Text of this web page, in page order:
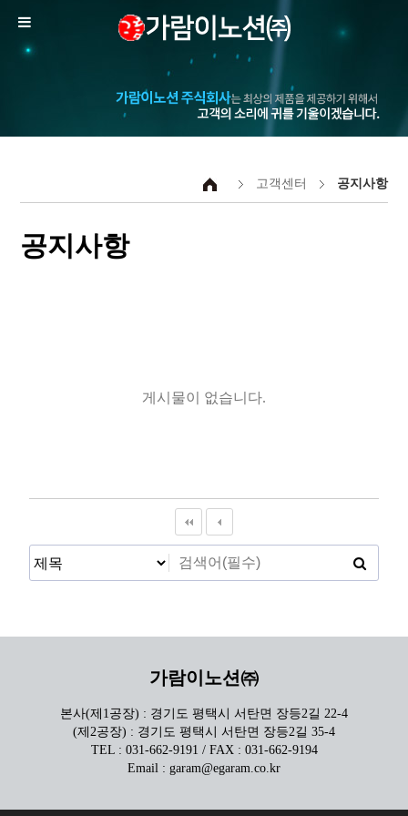
고객센터 공지사항
공지사항
게시물이 없습니다.
가람이노션㈜
본사(제1공장) : 경기도 평택시 서탄면 장등2길 22-4
(제2공장) : 경기도 평택시 서탄면 장등2길 35-4
TEL : 031-662-9191 / FAX : 031-662-9194
Email : garam@egaram.co.kr